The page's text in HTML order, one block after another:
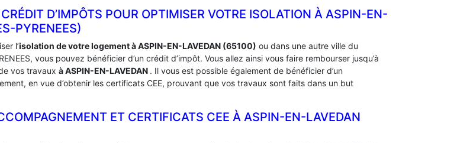
D’IMPÔTS POUR OPTIMISER VOTRE ISOLATION À ‎ASPIN-EN-
PYRENEES)
l’isolation de votre logement à ASPIN-EN-LAVEDAN (65100) ou dans une autre ville du
vous pouvez bénéficier d’un crédit d’impôt. Vous allez ainsi vous faire rembourser jusqu’à
vos travaux à ASPIN-EN-LAVEDAN . Il vous est possible également de bénéficier d’un
en vue d’obtenir les certificats CEE, prouvant que vos travaux sont faits dans un but
ET CERTIFICATS CEE À ‎ASPIN-EN-LAVEDAN